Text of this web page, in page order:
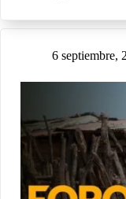
6 septiembre,